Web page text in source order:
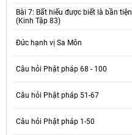
Bài 7: Bất hiếu được biết là bần tiện
(Kinh Tập 83)
Đức hạnh vị Sa Môn
Câu hỏi Phật pháp 68 - 100
Câu hỏi Phật pháp 51-67
Câu hỏi Phật pháp 1-50